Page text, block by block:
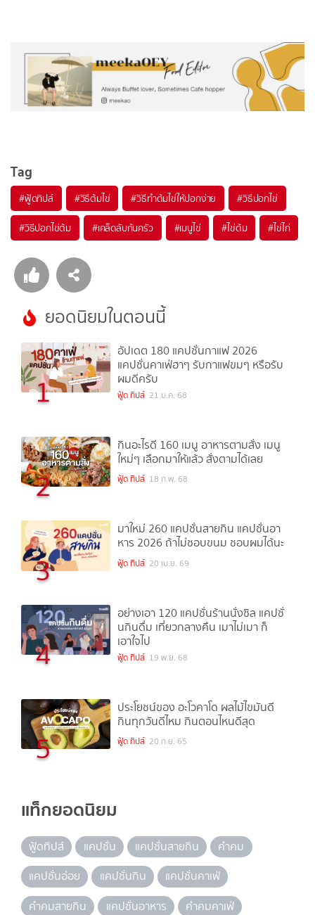
Tag
#ฟู้ดทิปส์ #วิธีต้มไข่ #วิธีทำต้มไข่ให้ปอกง่าย #วิธีปอกไข่
#วิธีปอกไข่ต้ม #เคล็ดลับก้นครัว #เมนูไข่ #ไข่ต้ม #ไข่ไก่
ยอดนิยมในตอนนี้
1
อัปเดต 180 แคปชั่นกาแฟ 2026
แคปชั่นคาเฟ่ฮาๆ รับกาแฟขมๆ หรือรับ
ผมดีครับ
ฟู้ด ทิปส์ 21 ม.ค. 68
2
กินอะไรดี 160 เมนู อาหารตามสั่ง เมนู
ใหม่ๆ เลือกมาให้แล้ว สั่งตามได้เลย
ฟู้ด ทิปส์ 18 ก.พ. 68
3
มาใหม่ 260 แคปชั่นสายกิน แคปชั่นอา
หาร 2026 ถ้าไม่ชอบขนม ชอบผมได้นะ
ฟู้ด ทิปส์ 20 เม.ย. 69
4
อย่างเอา 120 แคปชั่นร้านนั่งชิล แคปชั่
นกินดื่ม เที่ยวกลางคืน เมาไม่เมา ก็
เอาใจไป
ฟู้ด ทิปส์ 19 พ.ย. 68
5
ประโยชน์ของ อะโวคาโด ผลไม้ไขมันดี
กินทุกวันดีไหม กินตอนไหนดีสุด
ฟู้ด ทิปส์ 20 ก.ย. 65
แท็กยอดนิยม
ฟู้ดทิปส์ แคปชั่น แคปชั่นสายกิน
คำคม
แคปชั่นอ่อย
แคปชั่นกิน
แคปชั่นคาเฟ่
คำคมสายกิน
แคปชั่นอาหาร คำคมคาเฟ่